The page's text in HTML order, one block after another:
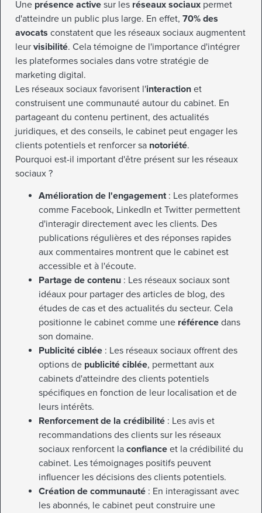
Une présence active sur les réseaux sociaux permet
d'atteindre un public plus large. En effet, 70% des
avocats constatent que les réseaux sociaux augmentent
leur visibilité. Cela témoigne de l'importance d'intégrer
les plateformes sociales dans votre stratégie de
marketing digital.
Les réseaux sociaux favorisent l'interaction et
construisent une communauté autour du cabinet. En
partageant du contenu pertinent, des actualités
juridiques, et des conseils, le cabinet peut engager les
clients potentiels et renforcer sa notoriété.
Pourquoi est-il important d'être présent sur les réseaux
sociaux ?
Amélioration de l'engagement: Les plateformes
comme Facebook, LinkedIn et Twitter permettent
d'interagir directement avec les clients. Des
publications régulières et des réponses rapides
aux commentaires montrent que le cabinet est
accessible et à l'écoute.
Partage de contenu : Les réseaux sociaux sont
idéaux pour partager des articles de blog, des
études de cas et des actualités du secteur. Cela
positionne le cabinet comme une référence dans
son domaine.
Publicité ciblée : Les réseaux sociaux offrent des
options de publicité ciblée, permettant aux
cabinets d'atteindre des clients potentiels
spécifiques en fonction de leur localisation et de
leurs intérêts.
Renforcement de la crédibilité : Les avis et
recommandations des clients sur les réseaux
sociaux renforcent la confiance et la crédibilité du
cabinet. Les témoignages positifs peuvent
influencer les décisions des clients potentiels.
Création de communauté : En interagissant avec
les abonnés, le cabinet peut construire une